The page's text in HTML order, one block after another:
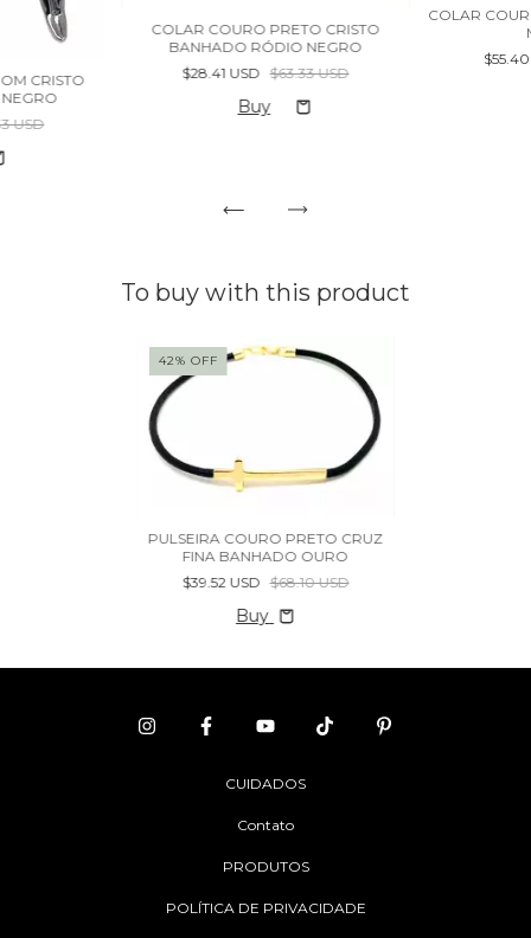
CRISTO
USD
COLAR COURO PRETO CRISTO
BANHADO RÓDIO NEGRO
$28.41 USD $63.33 USD
COLAR
To buy with this product
42% OFF
PULSEIRA COURO PRETO CRUZ
FINA BANHADO OURO
$39.52 USD $68.10 USD
Buy
CUIDADOS
Contato
PRODUTOS
POLÍTICA DE PRIVACIDADE